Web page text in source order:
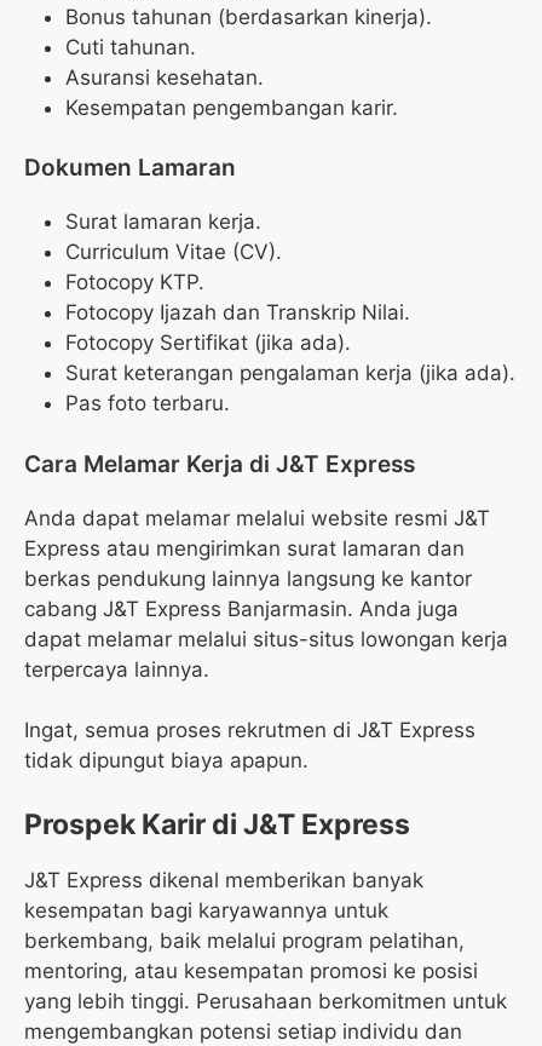
Bonus tahunan (berdasarkan kinerja).
Cuti tahunan.
Asuransi kesehatan.
Kesempatan pengembangan karir.
Dokumen Lamaran
Surat lamaran kerja.
Curriculum Vitae (CV).
Fotocopy KTP.
Fotocopy Ijazah dan Transkrip Nilai.
Fotocopy Sertifikat (jika ada).
Surat keterangan pengalaman kerja (jika ada).
Pas foto terbaru.
Cara Melamar Kerja di J&T Express
Anda dapat melamar melalui website resmi J&T
Express atau mengirimkan surat lamaran dan
berkas pendukung lainnya langsung ke kantor
cabang J&T Express Banjarmasin. Anda juga
dapat melamar melalui situs-situs lowongan kerja
terpercaya lainnya.
Ingat, semua proses rekrutmen di J&T Express
tidak dipungut biaya apapun.
Prospek Karir di J&T Express
J&T Express dikenal memberikan banyak
kesempatan bagi karyawannya untuk
berkembang, baik melalui program pelatihan,
mentoring, atau kesempatan promosi ke posisi
yang lebih tinggi. Perusahaan berkomitmen untuk
mengembangkan potensi setiap individu dan